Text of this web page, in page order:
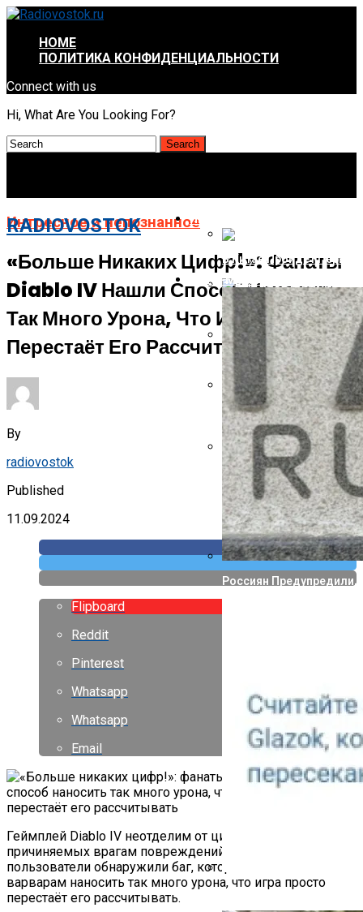
HOME
ПОЛИТИКА КОНФИДЕНЦИАЛЬНОСТИ
Connect with us
Hi, What Are You Looking For?
RADIOVOSTOK ИНТРЕСНОЕ И НЕПОЗНАННОЕ
В Китае Пройдёт
Energizer Выходит На
AMD Отложила Запуск
Указ Трампа Отводит
Canon Выпустила
Собственных
АВТО-МОТО
Россиян
Как Работает Счетчик
Интресное и непознанное
«Больше Никаких Цифр!»: Фанаты
Diablo IV Нашли Способ Наносить
Так Много Урона, Что Игра Просто
Перестаёт Его Рассчитывать
By
radiovostok
Published
11.09.2024
Flipboard
Reddit
Pinterest
Whatsapp
Whatsapp
Email
Геймплей Diablo IV неотделим от цифровых значений
причиняемых врагам повреждений, однако
пользователи обнаружили баг, который позволяет
варварам наносить так много урона, что игра просто
перестаёт его рассчитывать.